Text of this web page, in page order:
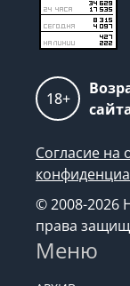
18+
Согласие на
© 2008-2026
права
Меню